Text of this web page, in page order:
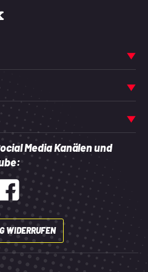
Media Kanälen und
WIDERRUFEN